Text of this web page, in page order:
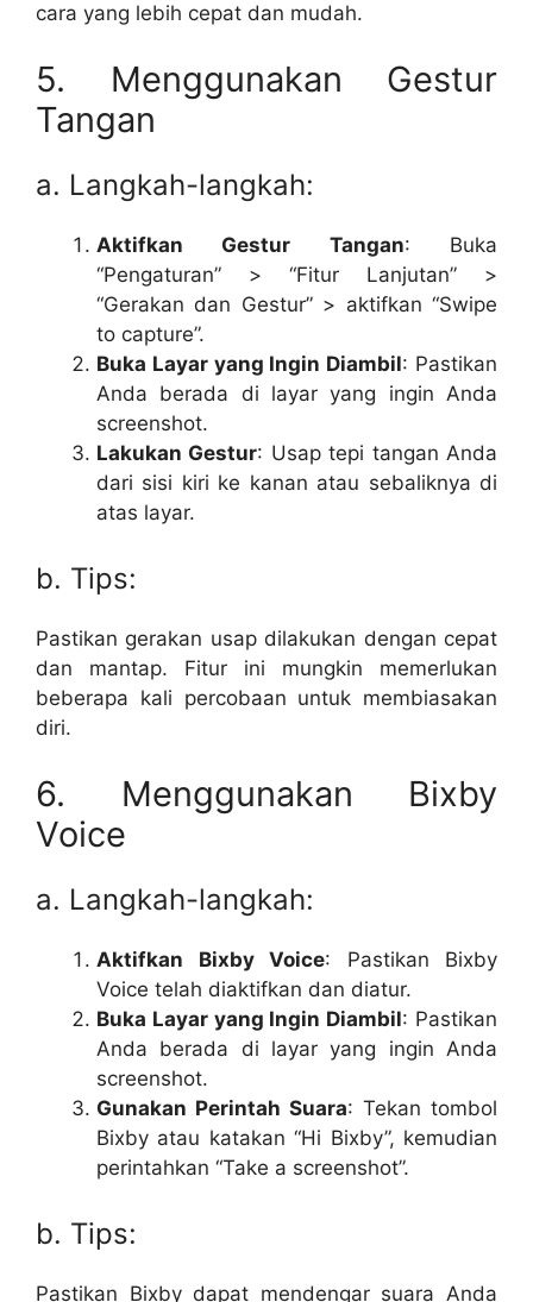
cara yang lebih cepat dan mudah.
5. Menggunakan Gestur
Tangan
a. Langkah-langkah:
Aktifkan Gestur Tangan: Buka
“Pengaturan” > “Fitur Lanjutan” >
“Gerakan dan Gestur” > aktifkan “Swipe
to capture”.
Buka Layar yang Ingin Diambil: Pastikan
Anda berada di layar yang ingin Anda
screenshot.
Lakukan Gestur: Usap tepi tangan Anda
dari sisi kiri ke kanan atau sebaliknya di
atas layar.
b. Tips:
Pastikan gerakan usap dilakukan dengan cepat
dan mantap. Fitur ini mungkin memerlukan
beberapa kali percobaan untuk membiasakan
diri.
6. Menggunakan Bixby
Voice
a. Langkah-langkah:
Aktifkan Bixby Voice: Pastikan Bixby
Voice telah diaktifkan dan diatur.
Buka Layar yang Ingin Diambil: Pastikan
Anda berada di layar yang ingin Anda
screenshot.
Gunakan Perintah Suara: Tekan tombol
Bixby atau katakan “Hi Bixby”, kemudian
perintahkan “Take a screenshot”.
b. Tips:
Pastikan Bixby dapat mendengar suara Anda